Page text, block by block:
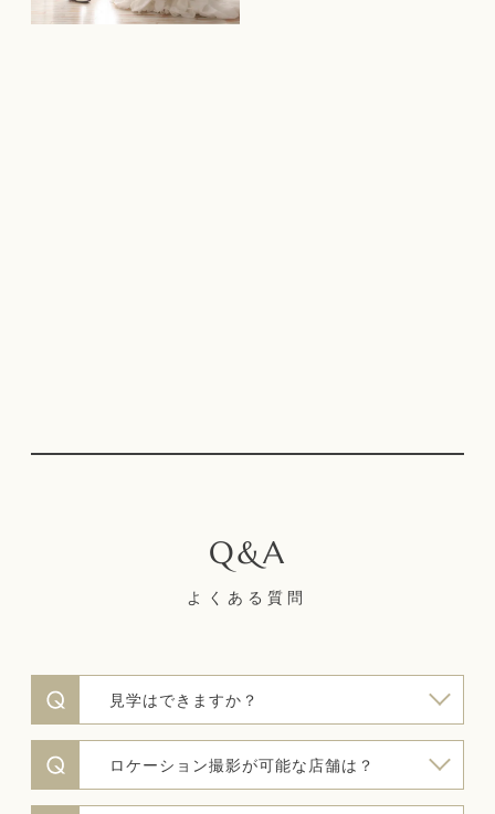
よくある質問
見学はできますか？
ロケーション撮影が可能な店舗は？